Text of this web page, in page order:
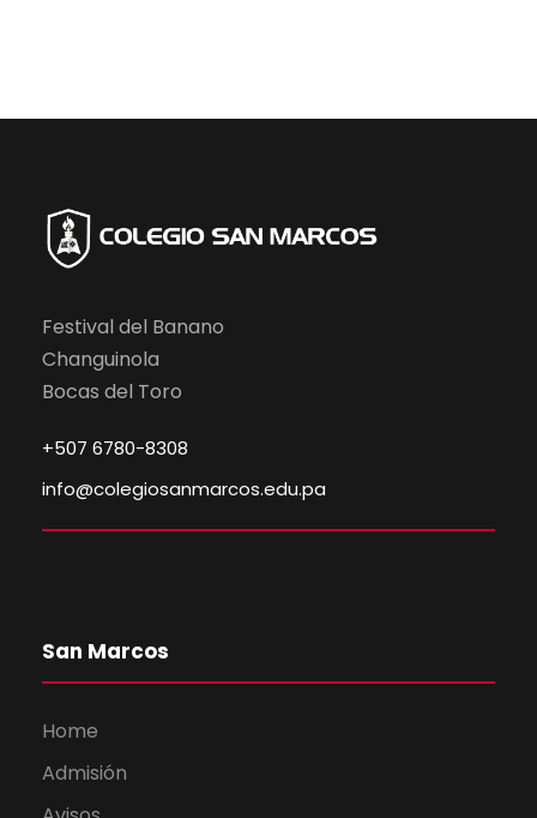
Festival del Banano
Changuinola
Bocas del Toro
+507 6780-8308
info@colegiosanmarcos.edu.pa
San Marcos
Home
Admisión